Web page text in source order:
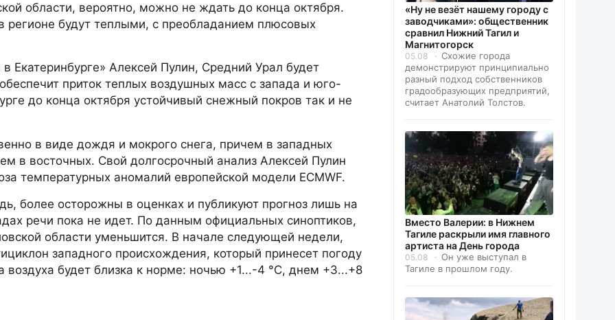
области, вероятно, можно не ждать до конца октября.
регионе будут теплыми, с преобладанием плюсовых
Екатеринбурге» Алексей Пулин, Средний Урал будет
приток теплых воздушных масс с запада и юго-
до конца октября устойчивый снежный покров так и не
в виде дождя и мокрого снега, причем в западных
в восточных. Свой долгосрочный анализ Алексей Пулин
температурных аномалий европейской модели ECMWF.
более осторожны в оценках и публикуют прогноз лишь на
речи пока не идет. По данным официальных синоптиков,
области уменьшится. В начале следующей недели,
западного происхождения, который принесет погоду
воздуха будет близка к норме: ночью +1...-4 °С, днем +3...+8
«Ну не везёт нашему городу с
заводчиками»: общественник
сравнил Нижний Тагил и
Магнитогорск
05.08
Схожие города
демонстрируют принципиально
разный подход собственников
градообразующих предприятий,
считает Анатолий Толстов.
Вместо Валерии: в Нижнем
Тагиле раскрыли имя главного
артиста на День города
05.08
Он уже выступал в
Тагиле в прошлом году.